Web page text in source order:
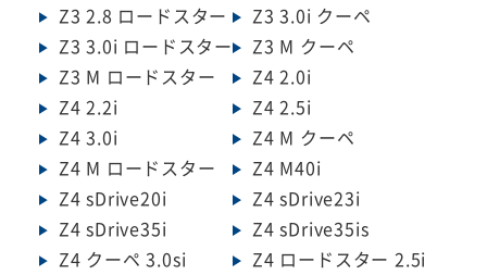
Z3 2.8 ロードスター
Z3 3.0i クーペ
Z3 3.0i ロードスター
Z3 M クーペ
Z3 M ロードスター
Z4 2.0i
Z4 2.2i
Z4 2.5i
Z4 3.0i
Z4 M クーペ
Z4 M ロードスター
Z4 M40i
Z4 sDrive20i
Z4 sDrive23i
Z4 sDrive35i
Z4 sDrive35is
Z4 クーペ 3.0si
Z4 ロードスター 2.5i